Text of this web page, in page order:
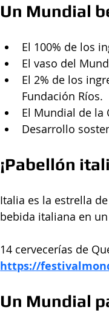
Un Mundial
El 100% de los
El vaso del
El 2% de los
Fundación Ríos.
El Mundial de la
Desarrollo
¡Pabellón
Italia es la estrella
bebida italiana en
14 cervecerías de
https://
Un Mundial